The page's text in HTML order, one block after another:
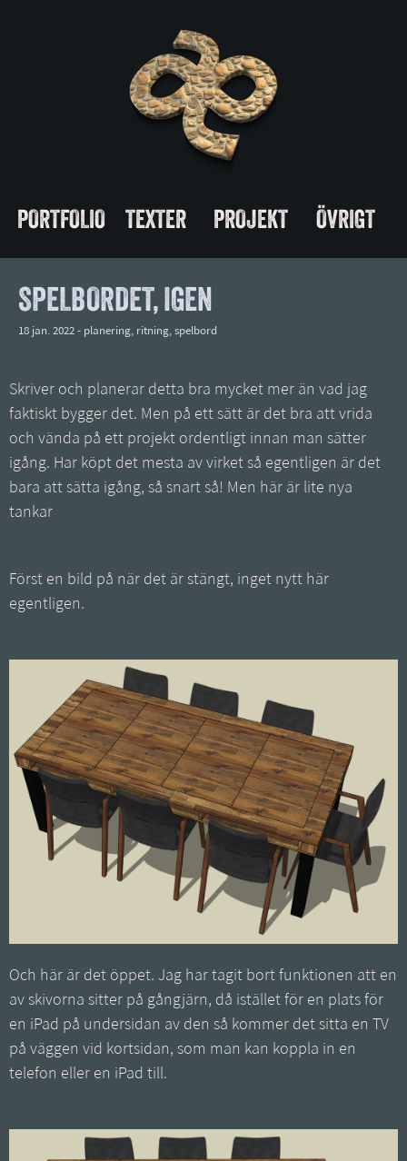
PORTFOLIO TEXTER PROJEKT ÖVRIGT
SPELBORDET, IGEN
18 jan. 2022 - planering, ritning, spelbord
Skriver och planerar detta bra mycket mer än vad jag
faktiskt bygger det. Men på ett sätt är det bra att vrida
och vända på ett projekt ordentligt innan man sätter
igång. Har köpt det mesta av virket så egentligen är det
bara att sätta igång, så snart så! Men här är lite nya
tankar
Först en bild på när det är stängt, inget nytt här
egentligen.
Och här är det öppet. Jag har tagit bort funktionen att en
av skivorna sitter på gångjärn, då istället för en plats för
en iPad på undersidan av den så kommer det sitta en TV
på väggen vid kortsidan, som man kan koppla in en
telefon eller en iPad till.